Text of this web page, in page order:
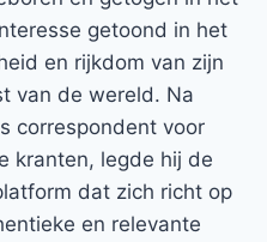
getoond in het
en rijkdom van zijn
van de wereld. Na
correspondent voor
kranten, legde hij de
dat zich richt op
en relevante